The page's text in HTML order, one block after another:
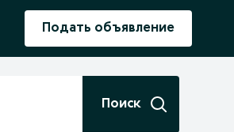
Подать объявление
Поиск